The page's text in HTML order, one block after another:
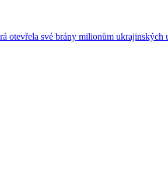
otevřela své brány milionům ukrajinských